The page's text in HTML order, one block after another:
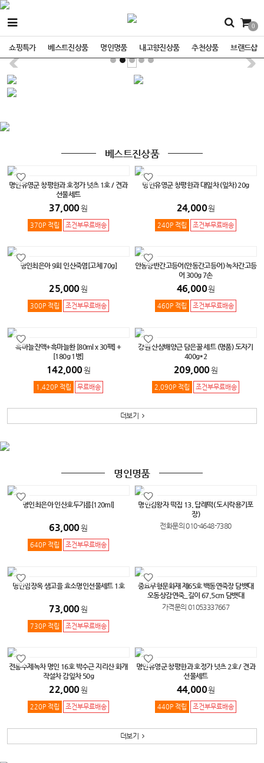
0
쇼핑특가 베스트진상품 명인명품 내고향진상품 추천상품 브랜드샵
베스트진상품
명인유영군 창평한과 호정가 넛츠 1호 / 견과
선물세트
37,000원
370P 적립 조건부무료배송
명인유영군 창평한과 대잎차 (잎차) 20g
24,000원
240P 적립 조건부무료배송
명인최은아 9회 인산죽염[고체 70g]
25,000원
300P 적립 조건부무료배송
안동양반간고등어(안동간고등어) 녹차간고등
어 300g 7손
46,000원
460P 적립 조건부무료배송
흑마늘진액+흑마늘환 [80ml x 30팩] +
[180g 1병]
142,000원
1,420P 적립 무료배송
강원 산삼배양근 담은꿀 세트 (명품) 도자기
400g*2
209,000원
2,090P 적립 조건부무료배송
더보기
명인명품
명인최은아 인산호두기름[120ml]
63,000원
640P 적립 조건부무료배송
명인김왕자 떡집 13. 답례떡( 도시락용기포
장)
전화문의 010-4648-7380
명인임장옥 샘고을 효소명인선물세트 1호
73,000원
730P 적립 조건부무료배송
중요무형문화재 제65호 백동연죽장 담뱃대
오동상감연죽_길이 67.5cm 담뱃대
가격문의 01053337667
전통수제녹차 명인 16호 박수근 지리산 화개
작설차 감잎차 50g
22,000원
220P 적립 조건부무료배송
명인유영군 창평한과 호정가 넛츠 2호 / 견과
선물세트
44,000원
440P 적립 조건부무료배송
더보기